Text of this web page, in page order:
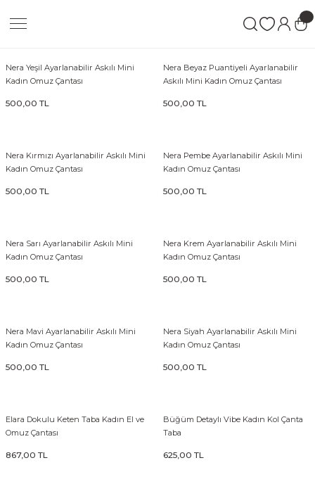
Nera Yeşil Ayarlanabilir Askılı Mini
Kadın Omuz Çantası
500,00 TL
Nera Beyaz Puantiyeli Ayarlanabilir
Askılı Mini Kadın Omuz Çantası
500,00 TL
Nera Kırmızı Ayarlanabilir Askılı Mini
Kadın Omuz Çantası
500,00 TL
Nera Pembe Ayarlanabilir Askılı Mini
Kadın Omuz Çantası
500,00 TL
Nera Sarı Ayarlanabilir Askılı Mini
Kadın Omuz Çantası
500,00 TL
Nera Krem Ayarlanabilir Askılı Mini
Kadın Omuz Çantası
500,00 TL
Nera Mavi Ayarlanabilir Askılı Mini
Kadın Omuz Çantası
500,00 TL
Nera Siyah Ayarlanabilir Askılı Mini
Kadın Omuz Çantası
500,00 TL
Elara Dokulu Keten Taba Kadın El ve
Omuz Çantası
867,00 TL
Büğüm Detaylı Vibe Kadın Kol Çanta
Taba
625,00 TL